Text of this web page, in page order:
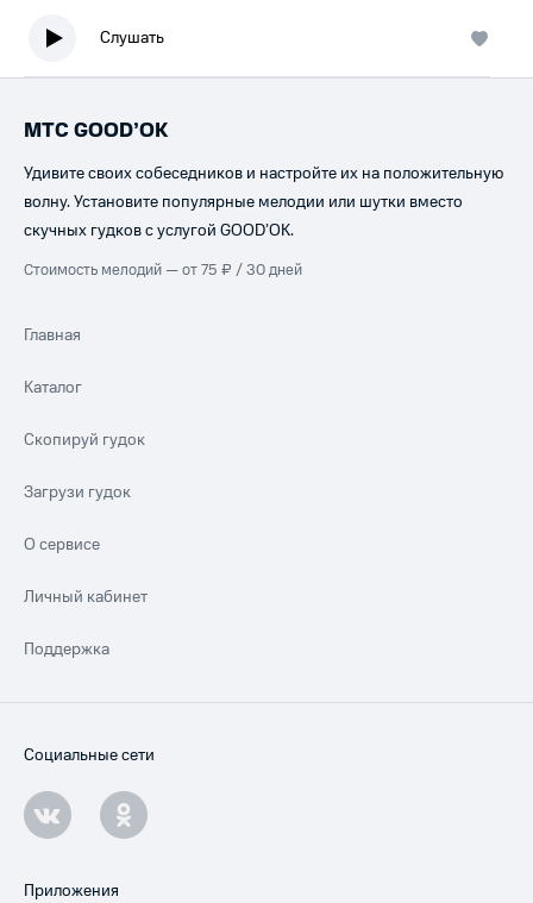
Слушать
МТС GOOD’OK
Удивите своих собеседников и настройте их на положительную
волну. Установите популярные мелодии или шутки вместо
скучных гудков с услугой GOOD’OK.
Стоимость мелодий — от 75 ₽ / 30 дней
Главная
Каталог
Скопируй гудок
Загрузи гудок
О сервисе
Личный кабинет
Поддержка
Социальные сети
Приложения